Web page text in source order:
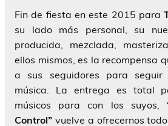
Fin de fiesta en este 2015 para
su lado más personal, su
producida, mezclada,
ellos mismos, es la recompensa
a sus seguidores para
música. La entrega es total
músicos para con los suyos,
Control” vuelve a ofrecernos